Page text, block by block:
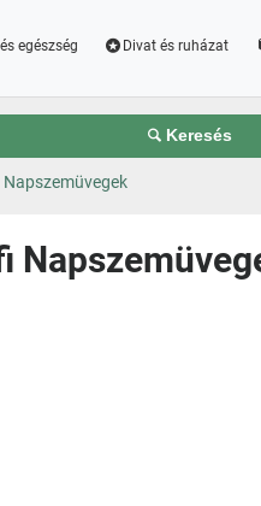
egészség Divat és ruházat
Keresés
Napszemüvegek